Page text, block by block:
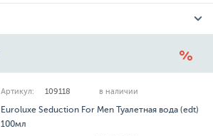
Артикул: 109118 в наличии
Euroluxe Seduction For Men Туалетная вода (edt)
100мл